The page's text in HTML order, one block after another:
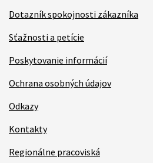
Dotazník spokojnosti zákazníka
Sťažnosti a petície
Poskytovanie informácií
Ochrana osobných údajov
Odkazy
Kontakty
Regionálne pracoviská